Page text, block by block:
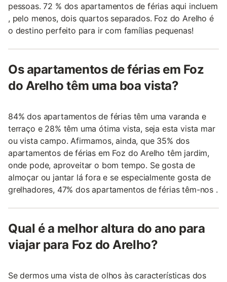
pessoas. 72 % dos apartamentos de férias aqui incluem
, pelo menos, dois quartos separados. Foz do Arelho é
o destino perfeito para ir com famílias pequenas!
Os apartamentos de férias em Foz
do Arelho têm uma boa vista?
84% dos apartamentos de férias têm uma varanda e
terraço e 28% têm uma ótima vista, seja esta vista mar
ou vista campo. Afirmamos, ainda, que 35% dos
apartamentos de férias em Foz do Arelho têm jardim,
onde pode, aproveitar o bom tempo. Se gosta de
almoçar ou jantar lá fora e se especialmente gosta de
grelhadores, 47% dos apartamentos de férias têm-nos .
Qual é a melhor altura do ano para
viajar para Foz do Arelho?
Se dermos uma vista de olhos às características dos